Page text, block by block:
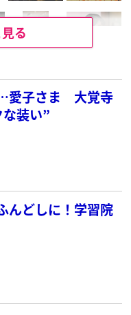
る
…愛子さま 大覚寺
装い”
んどしに！学習院